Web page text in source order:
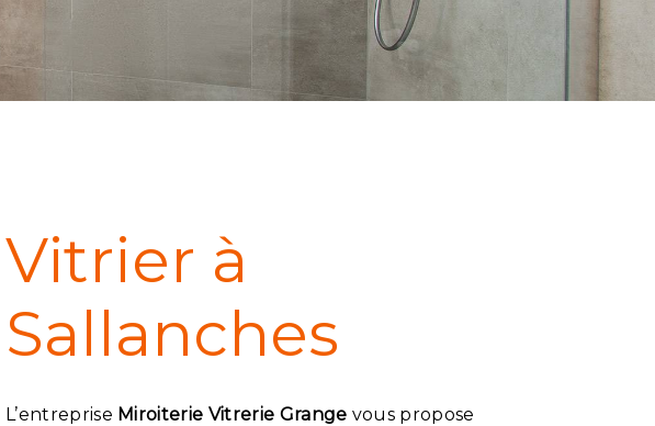
Vitrier à
Sallanches
L’entreprise Miroiterie Vitrerie Grange vous propose